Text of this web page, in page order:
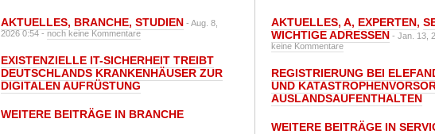
AKTUELLES, BRANCHE, STUDIEN - Aug. 8,
2026 0:54 -noch keine Kommentare
EXISTENZIELLE IT-SICHERHEIT TREIBT
DEUTSCHLANDS KRANKENHÄUSER ZUR
DIGITALEN AUFRÜSTUNG
WEITERE BEITRÄGE IN BRANCHE
AKTUELLES, A, EXPERTEN,
WICHTIGE ADRESSEN - Jan. 13,
keine Kommentare
REGISTRIERUNG BEI
UND
AUSLANDSAUFENTHALTEN
WEITERE BEITRÄGE IN